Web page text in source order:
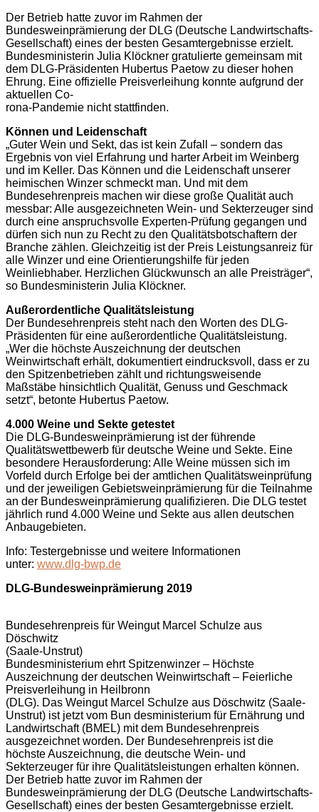
Der Betrieb hatte zuvor im Rahmen der
Bundesweinprämierung der DLG (Deutsche Landwirtschafts-
Gesellschaft) eines der besten Gesamtergebnisse erzielt.
Bundesministerin Julia Klöckner gratulierte gemeinsam mit
dem DLG-Präsidenten Hubertus Paetow zu dieser hohen
Ehrung. Eine offizielle Preisverleihung konnte aufgrund der
aktuellen Co-
rona-Pandemie nicht stattfinden.
Können und Leidenschaft
„Guter Wein und Sekt, das ist kein Zufall – sondern das
Ergebnis von viel Erfahrung und harter Arbeit im Weinberg
und im Keller. Das Können und die Leidenschaft unserer
heimischen Winzer schmeckt man. Und mit dem
Bundesehrenpreis machen wir diese große Qualität auch
messbar: Alle ausgezeichneten Wein- und Sekterzeuger sind
durch eine anspruchsvolle Experten-Prüfung gegangen und
dürfen sich nun zu Recht zu den Qualitätsbotschaftern der
Branche zählen. Gleichzeitig ist der Preis Leistungsanreiz für
alle Winzer und eine Orientierungshilfe für jeden
Weinliebhaber. Herzlichen Glückwunsch an alle Preisträger“,
so Bundesministerin Julia Klöckner.
Außerordentliche Qualitätsleistung
Der Bundesehrenpreis steht nach den Worten des DLG-
Präsidenten für eine außerordentliche Qualitätsleistung.
„Wer die höchste Auszeichnung der deutschen
Weinwirtschaft erhält, dokumentiert eindrucksvoll, dass er zu
den Spitzenbetrieben zählt und richtungsweisende
Maßstäbe hinsichtlich Qualität, Genuss und Geschmack
setzt“, betonte Hubertus Paetow.
4.000 Weine und Sekte getestet
Die DLG-Bundesweinprämierung ist der führende
Qualitätswettbewerb für deutsche Weine und Sekte. Eine
besondere Herausforderung: Alle Weine müssen sich im
Vorfeld durch Erfolge bei der amtlichen Qualitätsweinprüfung
und der jeweiligen Gebietsweinprämierung für die Teilnahme
an der Bundesweinprämierung qualifizieren. Die DLG testet
jährlich rund 4.000 Weine und Sekte aus allen deutschen
Anbaugebieten.
Info: Testergebnisse und weitere Informationen
unter: www.dlg-bwp.de
DLG-Bundesweinprämierung 2019
Bundesehrenpreis für Weingut Marcel Schulze aus
Döschwitz
(Saale-Unstrut)
Bundesministerium ehrt Spitzenwinzer – Höchste
Auszeichnung der deutschen Weinwirtschaft – Feierliche
Preisverleihung in Heilbronn
(DLG). Das Weingut Marcel Schulze aus Döschwitz (Saale-
Unstrut) ist jetzt vom Bun desministerium für Ernährung und
Landwirtschaft (BMEL) mit dem Bundesehrenpreis
ausgezeichnet worden. Der Bundesehrenpreis ist die
höchste Auszeichnung, die deutsche Wein- und
Sekterzeuger für ihre Qualitätsleistungen erhalten können.
Der Betrieb hatte zuvor im Rahmen der
Bundesweinprämierung der DLG (Deutsche Landwirtschafts-
Gesellschaft) eines der besten Gesamtergebnisse erzielt.